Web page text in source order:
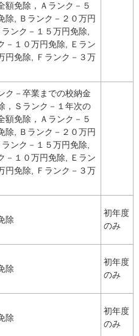
額免除，Ａランク－５
除, Ｂランク－２０万円
ンク－１５万円免除,
－１０万円免除, Ｅラン
円免除, Ｆランク－３万
ク－卒業までの校納金
，Ｓランク－１年次の
額免除，Ａランク－５
除, Ｂランク－２０万円
ンク－１５万円免除,
－１０万円免除, Ｅラン
円免除, Ｆランク－３万
除
初年度
のみ
除
初年度
のみ
除
初年度
のみ